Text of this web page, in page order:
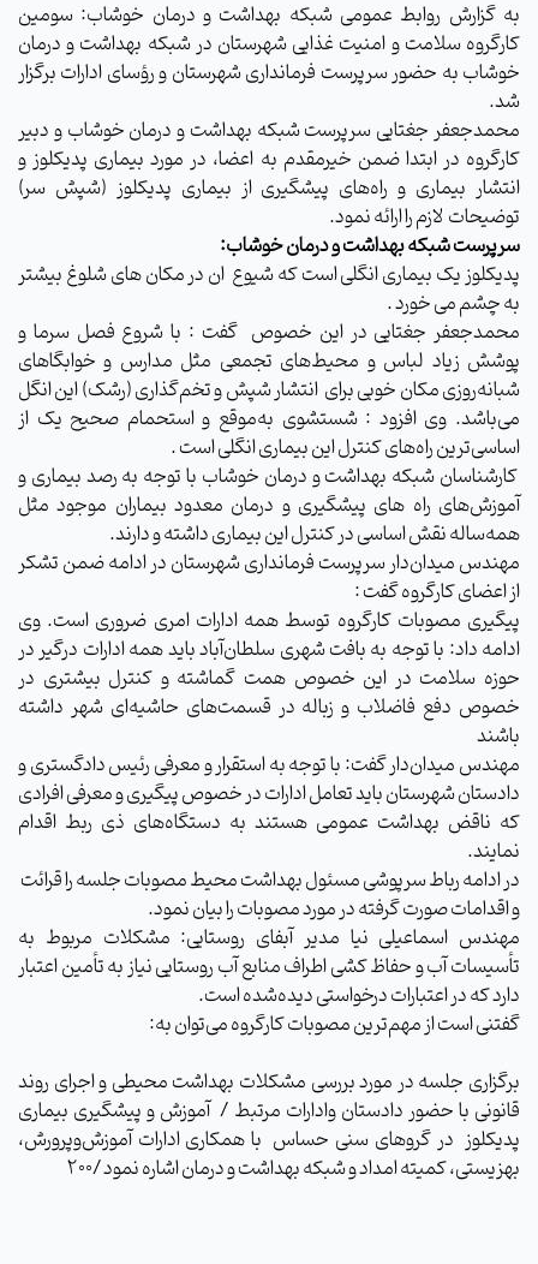
به گزارش روابط عمومی شبکه بهداشت و درمان خوشاب: سومین
کارگروه سلامت و امنیت غذایی شهرستان در شبکه بهداشت و درمان
خوشاب به حضور سرپرست فرمانداری شهرستان و رؤسای ادارات برگزار
شد.
محمدجعفر جغتایی سرپرست شبکه بهداشت و درمان خوشاب و دبیر
کارگروه در ابتدا ضمن خیرمقدم به اعضا، در مورد بیماری پدیکلوز و
انتشار بیماری و راه‌های پیشگیری از بیماری پدیکلوز (شپش سر)
توضیحات لازم را ارائه نمود.
سرپرست شبکه بهداشت و درمان خوشاب:
پدیکلوز یک بیماری انگلی است که شیوع ان در مکان های شلوغ بیشتر
به چشم می خورد .
محمدجعفر جغتایی در این خصوص گفت : با شروع فصل سرما و
پوشش زیاد لباس و محیط‌های تجمعی مثل مدارس و خوابگاهای
شبانه‌روزی مکان خوبی برای انتشار شپش و تخم‌گذاری (رشک) این انگل
می‌باشد. وی افزود : شستشوی به‌موقع و استحمام صحیح یک از
اساسی‌ترین راه‌های کنترل این بیماری انگلی است .
کارشناسان شبکه بهداشت و درمان خوشاب با توجه به رصد بیماری و
آموزش‌های راه های پیشگیری و درمان معدود بیماران موجود مثل
همه‌ساله نقش اساسی در کنترل این بیماری داشته و دارند.
مهندس میدان‌دار سرپرست فرمانداری شهرستان در ادامه ضمن تشکر
از اعضای کارگروه گفت :
پیگیری مصوبات کارگروه توسط همه ادارات امری ضروری است. وی
ادامه داد: با توجه به بافت شهری سلطان‌آباد باید همه ادارات درگیر در
حوزه سلامت در این خصوص همت گماشته و کنترل بیشتری در
خصوص دفع فاضلاب و زباله در قسمت‌های حاشیه‌ای شهر داشته
باشند
مهندس میدان‌دار گفت: با توجه به استقرار و معرفی رئیس دادگستری و
دادستان شهرستان باید تعامل ادارات در خصوص پیگیری و معرفی افرادی
که ناقض بهداشت عمومی هستند به دستگاه‌های ذی ربط اقدام
نمایند.
در ادامه رباط سرپوشی مسئول بهداشت محیط مصوبات جلسه را قرائت
و اقدامات صورت گرفته در مورد مصوبات را بیان نمود.
مهندس اسماعیلی نیا مدیر آبفای روستایی: مشکلات مربوط به
تأسیسات آب و حفاظ کشی اطراف منابع آب روستایی نیاز به تأمین اعتبار
دارد که در اعتبارات درخواستی دیده‌شده است.
گفتنی است از مهم‌ترین مصوبات کارگروه می‌توان به:
برگزاری جلسه در مورد بررسی مشکلات بهداشت محیطی و اجرای روند
قانونی با حضور دادستان وادارات مرتبط / آموزش و پیشگیری بیماری
پدیکلوز در گروهای سنی حساس با همکاری ادارات آموزش‌وپرورش،
بهزیستی، کمیته امداد و شبکه بهداشت و درمان اشاره نمود /200